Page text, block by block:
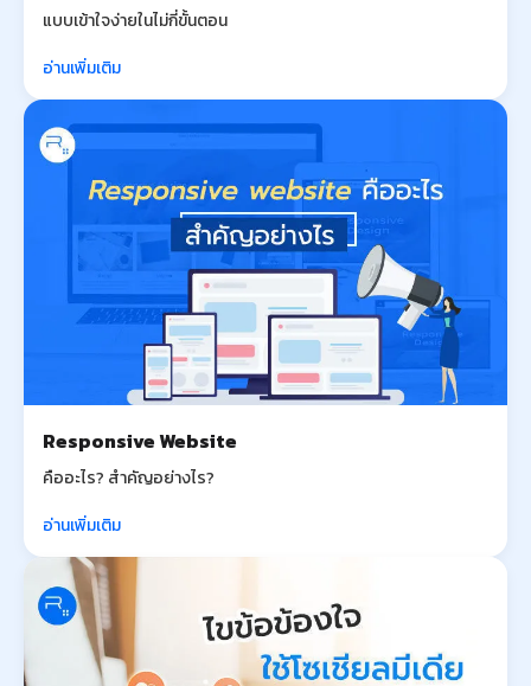
แบบเข้าใจง่ายในไม่กี่ขั้นตอน
อ่านเพิ่มเติม
Responsive Website
คืออะไร? สำคัญอย่างไร?
อ่านเพิ่มเติม